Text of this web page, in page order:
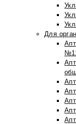
Для